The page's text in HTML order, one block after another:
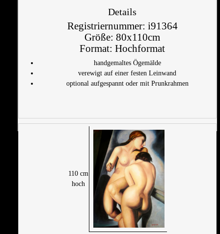
Details
Registriernummer: i91364
Größe: 80x110cm
Format: Hochformat
handgemaltes Ögemälde
verewigt auf einer festen Leinwand
optional aufgespannt oder mit Prunkrahmen
110 cm
hoch